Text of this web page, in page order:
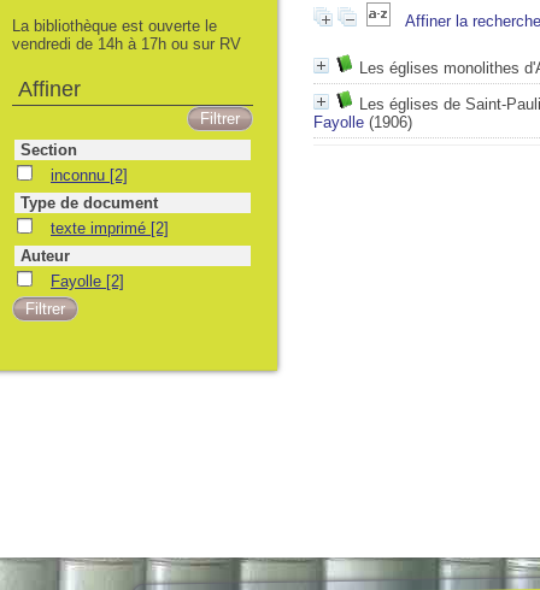
Affiner la recherche
Les églises monolithes
Les églises de Saint-
Fayolle (1906)
La bibliothèque est ouverte le
vendredi de 14h à 17h ou sur RV
Affiner
Section
inconnu [2]
Type de document
texte imprimé [2]
Auteur
Fayolle [2]